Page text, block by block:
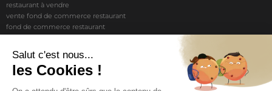
restaurant à vendre
vente fond de commerce restaurant
fond de commerce restaurant
vente de fond de commerce restaurant
acheter restaurant